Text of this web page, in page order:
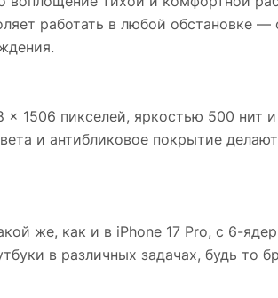
работать в любой обстановке
1506 пикселей, яркостью 500 нит
и антибликовое покрытие
же, как и в iPhone 17 Pro, с 6-
в различных задачах, будь то